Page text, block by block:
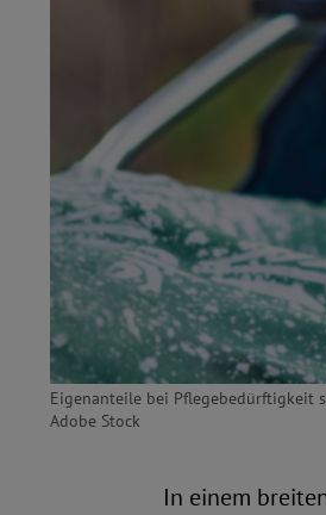
Eigenanteile bei Pflegebedürftigkeit
Adobe Stock
In einem